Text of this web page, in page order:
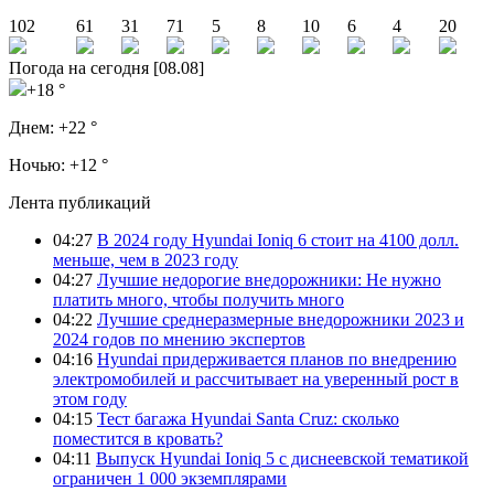
102
61 31 71 5 8 10 6 4 20
Погода на сегодня [08.08]
+18 °
Днем: +22 °
Ночью: +12 °
Лента публикаций
04:27 В 2024 году Hyundai Ioniq 6 стоит на 4100 долл.
меньше, чем в 2023 году
04:27 Лучшие недорогие внедорожники: Не нужно
платить много, чтобы получить много
04:22 Лучшие среднеразмерные внедорожники 2023 и
2024 годов по мнению экспертов
04:16 Hyundai придерживается планов по внедрению
электромобилей и рассчитывает на уверенный рост в
этом году
04:15 Тест багажа Hyundai Santa Cruz: сколько
поместится в кровать?
04:11 Выпуск Hyundai Ioniq 5 с диснеевской тематикой
ограничен 1 000 экземплярами